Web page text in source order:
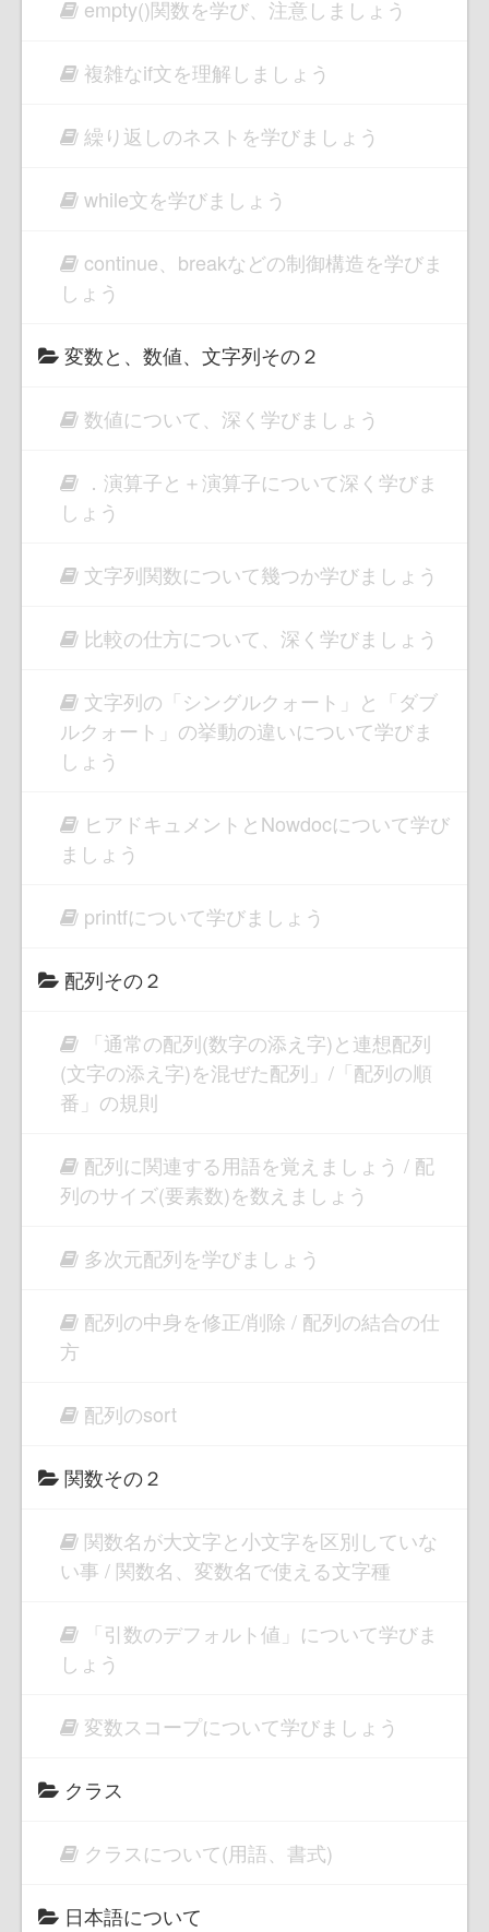
empty()関数を学び、注意しましょう
複雑なif文を理解しましょう
繰り返しのネストを学びましょう
while文を学びましょう
continue、breakなどの制御構造を学びま
しょう
変数と、数値、文字列その２
数値について、深く学びましょう
．演算子と＋演算子について深く学びま
しょう
文字列関数について幾つか学びましょう
比較の仕方について、深く学びましょう
文字列の「シングルクォート」と「ダブ
ルクォート」の挙動の違いについて学びま
しょう
ヒアドキュメントとNowdocについて学び
ましょう
printfについて学びましょう
配列その２
「通常の配列(数字の添え字)と連想配列
(文字の添え字)を混ぜた配列」/「配列の順
番」の規則
配列に関連する用語を覚えましょう / 配
列のサイズ(要素数)を数えましょう
多次元配列を学びましょう
配列の中身を修正/削除 / 配列の結合の仕
方
配列のsort
関数その２
関数名が大文字と小文字を区別していな
い事 / 関数名、変数名で使える文字種
「引数のデフォルト値」について学びま
しょう
変数スコープについて学びましょう
クラス
クラスについて(用語、書式)
日本語について